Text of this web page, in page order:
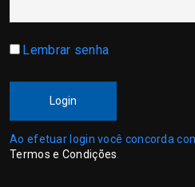
Lembrar senha
Login
Ao efetuar login você concorda
Termos e Condições